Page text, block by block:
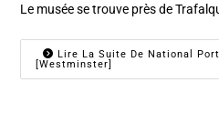
Le musée se trouve près de
Lire La Suite De National
[Westminster]